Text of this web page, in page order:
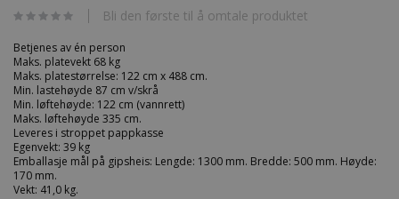
bildegalleri
Bli den første til å omtale produktet
Betjenes av én person
Maks. platevekt 68 kg
Maks. platestørrelse: 122 cm x 488 cm.
Min. lastehøyde 87 cm v/skrå
Min. løftehøyde: 122 cm (vannrett)
Maks. løftehøyde 335 cm.
Leveres i stroppet pappkasse
Egenvekt: 39 kg
Emballasje mål på gipsheis: Lengde: 1300 mm. Bredde: 500 mm. Høyde:
170 mm.
Vekt: 41,0 kg.